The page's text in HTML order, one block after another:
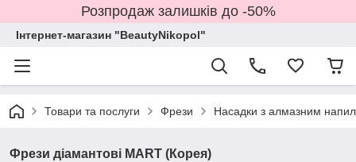
Розпродаж залишків до -50%
Інтернет-магазин "BeautyNikopol"
Товари та послуги Фрези Насадки з алмазним
Фрези діамантові MART (Корея)